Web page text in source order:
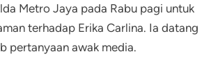
Metro Jaya pada Rabu pagi untuk
terhadap Erika Carlina. Ia datang
pertanyaan awak media.